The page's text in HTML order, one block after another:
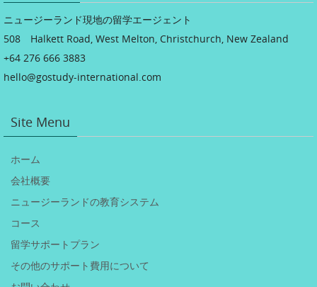
ニュージーランド現地の留学エージェント
508 Halkett Road, West Melton, Christchurch, New Zealand
+64 276 666 3883
hello@gostudy-international.com
Site Menu
ホーム
会社概要
ニュージーランドの教育システム
コース
留学サポートプラン
その他のサポート費用について